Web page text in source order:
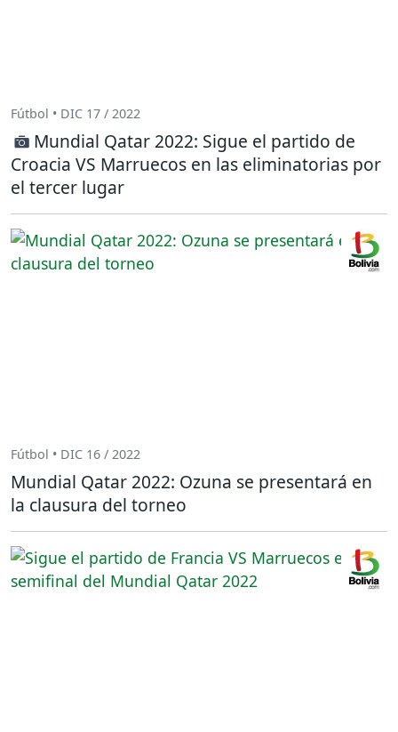
Fútbol • DIC 17 / 2022
Mundial Qatar 2022: Sigue el partido de
Croacia VS Marruecos en las eliminatorias por
el tercer lugar
Fútbol • DIC 16 / 2022
Mundial Qatar 2022: Ozuna se presentará en
la clausura del torneo